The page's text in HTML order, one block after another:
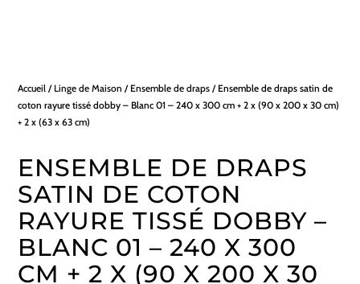
Accueil / Linge de Maison / Ensemble de draps / Ensemble de draps satin de
coton rayure tissé dobby – Blanc 01 – 240 x 300 cm + 2 x (90 x 200 x 30 cm)
+ 2 x (63 x 63 cm)
ENSEMBLE DE DRAPS
SATIN DE COTON
RAYURE TISSÉ DOBBY –
BLANC 01 – 240 X 300
CM + 2 X (90 X 200 X 30